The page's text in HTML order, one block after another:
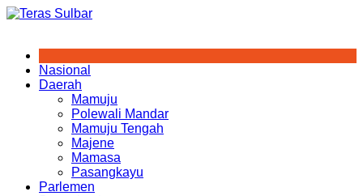
Skip
Nasional
Daerah
Mamuju
Polewali Mandar
Mamuju Tengah
Majene
Mamasa
Pasangkayu
Parlemen